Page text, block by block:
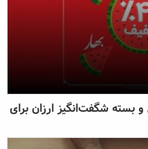
و بسته شگفت‌انگیز ارزان برای